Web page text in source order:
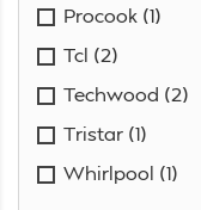
Procook (1)
Tcl (2)
Techwood (2)
Tristar (1)
Whirlpool (1)